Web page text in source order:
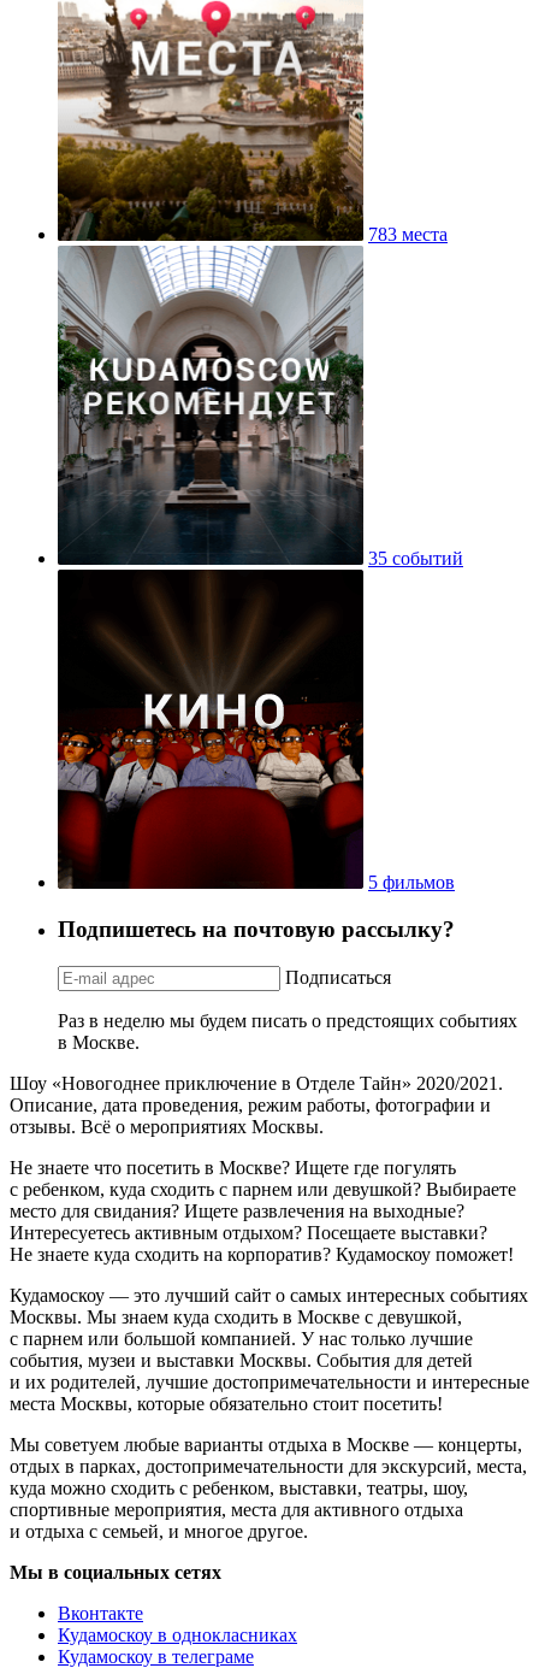
783 места
35 событий
5 фильмов
Подпишетесь на почтовую рассылку?
Подписаться
Раз в неделю мы будем писать о предстоящих событиях
в Москве.
Шоу «Новогоднее приключение в Отделе Тайн» 2020/2021.
Описание, дата проведения, режим работы, фотографии и
отзывы. Всё о мероприятиях Москвы.
Не знаете что посетить в Москве? Ищете где погулять
с ребенком, куда сходить с парнем или девушкой? Выбираете
место для свидания? Ищете развлечения на выходные?
Интересуетесь активным отдыхом? Посещаете выставки?
Не знаете куда сходить на корпоратив? Кудамоскоу поможет!
Кудамоскоу — это лучший сайт о самых интересных событиях
Москвы. Мы знаем куда сходить в Москве с девушкой,
с парнем или большой компанией. У нас только лучшие
события, музеи и выставки Москвы. События для детей
и их родителей, лучшие достопримечательности и интересные
места Москвы, которые обязательно стоит посетить!
Мы советуем любые варианты отдыха в Москве — концерты,
отдых в парках, достопримечательности для экскурсий, места,
куда можно сходить с ребенком, выставки, театры, шоу,
спортивные мероприятия, места для активного отдыха
и отдыха с семьей, и многое другое.
Мы в социальных сетях
Вконтакте
Кудамоскоу в однокласниках
Кудамоскоу в телеграме